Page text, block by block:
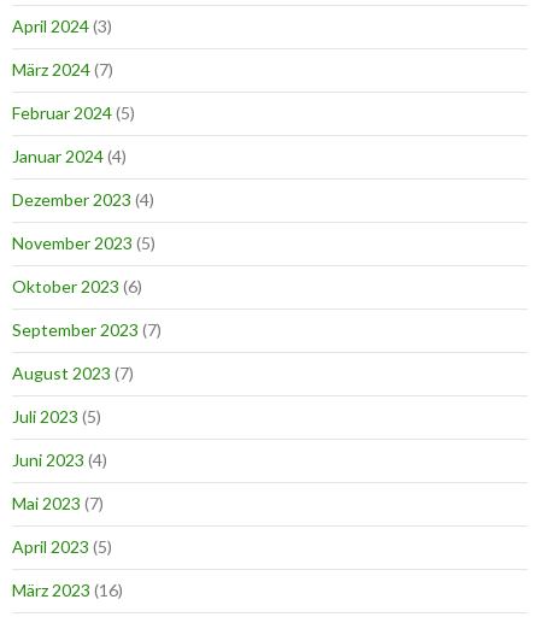
April 2024(3)
März 2024(7)
Februar 2024(5)
Januar 2024(4)
Dezember 2023 (4)
November 2023 (5)
Oktober 2023 (6)
September 2023 (7)
August 2023 (7)
Juli 2023 (5)
Juni 2023 (4)
Mai 2023 (7)
April 2023 (5)
März 2023 (16)